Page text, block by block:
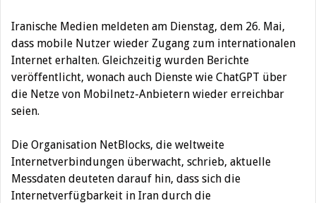
Iranische Medien meldeten am Dienstag, dem 26. Mai,
dass mobile Nutzer wieder Zugang zum internationalen
Internet erhalten. Gleichzeitig wurden Berichte
veröffentlicht, wonach auch Dienste wie ChatGPT über
die Netze von Mobilnetz-Anbietern wieder erreichbar
seien.
Die Organisation NetBlocks, die weltweite
Internetverbindungen überwacht, schrieb, aktuelle
Messdaten deuteten darauf hin, dass sich die
Internetverfügbarkeit in Iran durch die